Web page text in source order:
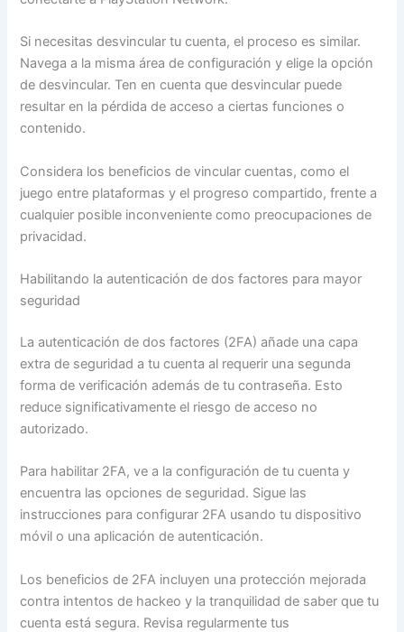
Si necesitas desvincular tu cuenta, el proceso es similar.
Navega a la misma área de configuración y elige la opción
de desvincular. Ten en cuenta que desvincular puede
resultar en la pérdida de acceso a ciertas funciones o
contenido.
Considera los beneficios de vincular cuentas, como el
juego entre plataformas y el progreso compartido, frente a
cualquier posible inconveniente como preocupaciones de
privacidad.
Habilitando la autenticación de dos factores para mayor
seguridad
La autenticación de dos factores (2FA) añade una capa
extra de seguridad a tu cuenta al requerir una segunda
forma de verificación además de tu contraseña. Esto
reduce significativamente el riesgo de acceso no
autorizado.
Para habilitar 2FA, ve a la configuración de tu cuenta y
encuentra las opciones de seguridad. Sigue las
instrucciones para configurar 2FA usando tu dispositivo
móvil o una aplicación de autenticación.
Los beneficios de 2FA incluyen una protección mejorada
contra intentos de hackeo y la tranquilidad de saber que tu
cuenta está segura. Revisa regularmente tus